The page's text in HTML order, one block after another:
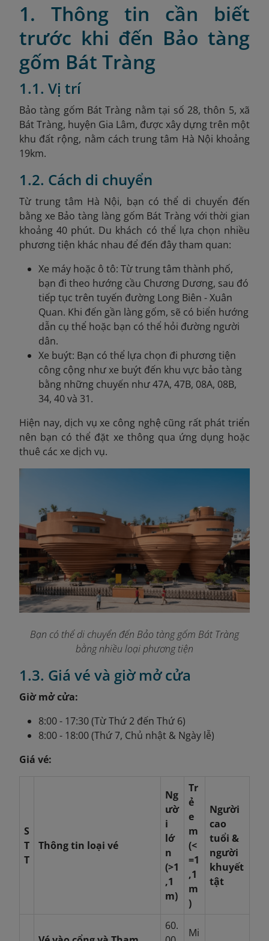
1. Thông tin cần biết
trước khi đến Bảo tàng
gốm Bát Tràng
1.1. Vị trí
Bảo tàng gốm Bát Tràng nằm tại số 28, thôn 5, xã
Bát Tràng, huyện Gia Lâm, được xây dựng trên một
khu đất rộng, nằm cách trung tâm Hà Nội khoảng
19km.
1.2. Cách di chuyển
Từ trung tâm Hà Nội, bạn có thể di chuyển đến
bằng xe Bảo tàng làng gốm Bát Tràng với thời gian
khoảng 40 phút. Du khách có thể lựa chọn nhiều
phương tiện khác nhau để đến đây tham quan:
Xe máy hoặc ô tô: Từ trung tâm thành phố,
bạn đi theo hướng cầu Chương Dương, sau đó
tiếp tục trên tuyến đường Long Biên - Xuân
Quan. Khi đến gần làng gốm, sẽ có biển hướng
dẫn cụ thể hoặc bạn có thể hỏi đường người
dân.
Xe buýt: Bạn có thể lựa chọn đi phương tiện
công cộng như xe buýt đến khu vực bảo tàng
bằng những chuyến như 47A, 47B, 08A, 08B,
34, 40 và 31.
Hiện nay, dịch vụ xe công nghệ cũng rất phát triển
nên bạn có thể đặt xe thông qua ứng dụng hoặc
thuê các xe dịch vụ.
Bạn có thể di chuyển đến Bảo tàng gốm Bát Tràng
bằng nhiều loại phương tiện
1.3. Giá vé và giờ mở cửa
Giờ mở cửa:
8:00 - 17:30 (Từ Thứ 2 đến Thứ 6)
8:00 - 18:00 (Thứ 7, Chủ nhật & Ngày lễ)
Giá vé:
S
T
T
Thông tin loại vé
Ng
ườ
i
lớ
n
(>1
,1
m)
Tr
ẻ
e
m
(<
=1
,1
m
)
Người
cao
tuổi &
người
khuyết
tật
60.
Mi